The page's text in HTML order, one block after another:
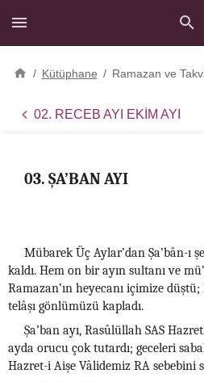
/ Kütüphane / Ramazan ve
02. RECEB AYI EKİM AYI
03. ŞA’BAN AYI
Mübarek Üç Aylar’dan Şa’bân-ı
kaldı. Hem on bir ayın sultanı ve
Ramazan’ın heyecanı içimize
telâşı gönlümüzü kapladı.
Şa’ban ayı, Rasûlüllah SAS
ayda orucu çok tutardı; geceleri
Hazret-i Aişe Vâlidemiz RA sebebini